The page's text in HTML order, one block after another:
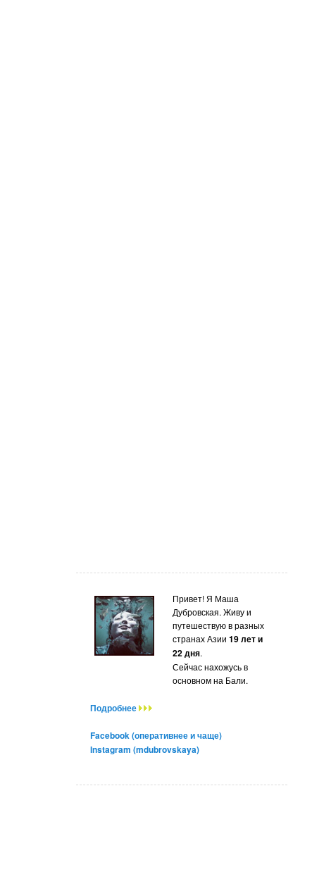
Привет! Я Маша
Дубровская. Живу и
путешествую в разных
странах Азии 19 лет и
22 дня.
Сейчас нахожусь в
основном на Бали.
Подробнее
Facebook (оперативнее и чаще)
Instagram (mdubrovskaya)